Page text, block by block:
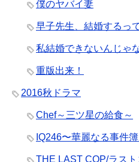
僕のヤバイ妻
早子先生、結婚するっ
私結婚できないんじゃ
重版出来！
2016秋ドラマ
Chef～三ツ星の給食～
IQ246〜華麗なる事件
THE LAST COP/ラス